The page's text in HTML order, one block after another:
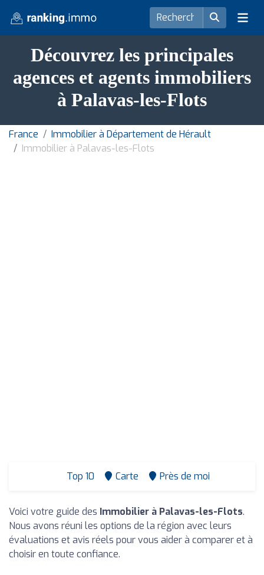
Découvrez les principales
agences et agents immobiliers
à Palavas-les-Flots
France
Immobilier à Département de Hérault
Immobilier à Palavas-les-Flots
Top 10 Carte Près de moi
Voici votre guide des Immobilier à Palavas-les-Flots.
Nous avons réuni les options de la région avec leurs
évaluations et avis réels pour vous aider à comparer et à
choisir en toute confiance.